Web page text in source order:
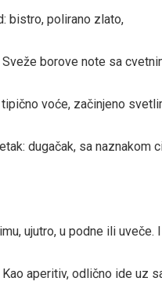
bistro, polirano zlato,
borove note sa
tipično voće, začinjeno
dugačak, sa naznakom
ujutro, u podne ili uveče.
aperitiv, odlično ide uz